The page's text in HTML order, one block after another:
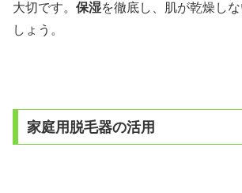
大切です。 保湿を徹底し、肌が乾燥し
しょう。
家庭用脱毛器の活用